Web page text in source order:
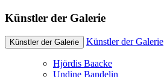
Künstler der Galerie
Künstler der Galerie Künstler der Galerie
Hjördis Baacke
Undine Bandelin